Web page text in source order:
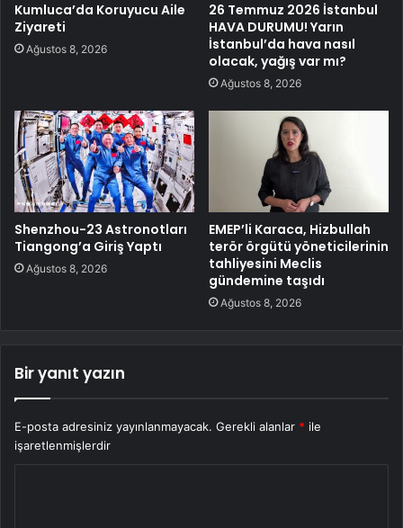
Kumluca’da Koruyucu Aile
Ziyareti
Ağustos 8, 2026
26 Temmuz 2026 İstanbul
HAVA DURUMU! Yarın
İstanbul’da hava nasıl
olacak, yağış var mı?
Ağustos 8, 2026
Shenzhou-23 Astronotları
Tiangong’a Giriş Yaptı
Ağustos 8, 2026
EMEP’li Karaca, Hizbullah
terör örgütü yöneticilerinin
tahliyesini Meclis
gündemine taşıdı
Ağustos 8, 2026
Bir yanıt yazın
E-posta adresiniz yayınlanmayacak. Gerekli alanlar * ile
işaretlenmişlerdir